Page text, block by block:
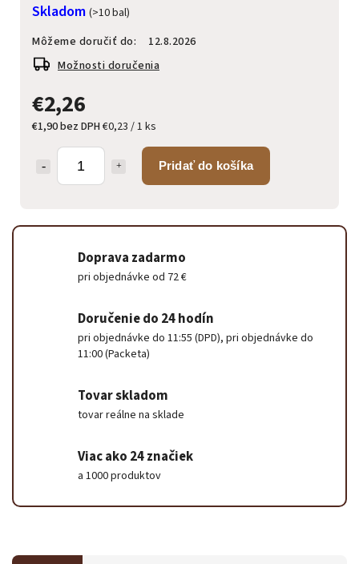
€2,26
€1,90 bez DPH€0,23 / 1 ks
Pridať do košíka
Skladom (>10 bal)
Môžeme doručiť do:
12.8.2026
Možnosti doručenia
Doprava zadarmo
pri objednávke od 72 €
Doručenie do 24 hodín
pri objednávke do 11:55 (DPD), pri objednávke do
11:00 (Packeta)
Tovar skladom
tovar reálne na sklade
Viac ako 24 značiek
a 1000 produktov